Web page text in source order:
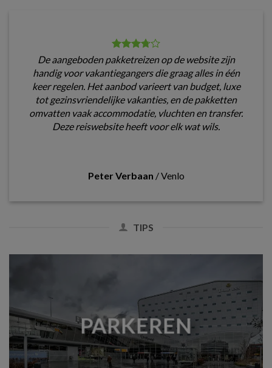
De aangeboden pakketreizen op de website zijn
handig voor vakantiegangers die graag alles in één
keer regelen. Het aanbod varieert van budget, luxe
tot gezinsvriendelijke vakanties, en de pakketten
omvatten vaak accommodatie, vluchten en transfer.
Deze reiswebsite heeft voor elk wat wils.
Peter Verbaan /Venlo
TIPS
PARKEREN